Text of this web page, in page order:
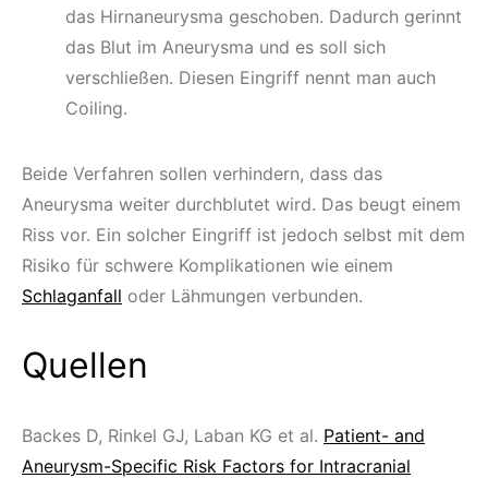
das Hirnaneurysma geschoben. Dadurch gerinnt
das Blut im Aneurysma und es soll sich
verschließen. Diesen Eingriff nennt man auch
Coiling.
Beide Verfahren sollen verhindern, dass das
Aneurysma weiter durchblutet wird. Das beugt einem
Riss vor. Ein solcher Eingriff ist jedoch selbst mit dem
Risiko für schwere Komplikationen wie einem
Schlaganfall oder Lähmungen verbunden.
Quellen
Backes D, Rinkel GJ, Laban KG et al. Patient- and
Aneurysm-Specific Risk Factors for Intracranial